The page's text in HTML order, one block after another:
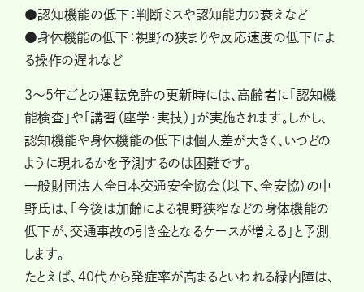
●認知機能の低下：判断ミスや認知能力の衰えなど
●身体機能の低下：視野の狭まりや反応速度の低下によ
る操作の遅れなど
3～5年ごとの運転免許の更新時には、高齢者に「認知機
能検査」や「講習（座学・実技）」が実施されます。しかし、
認知機能や身体機能の低下は個人差が大きく、いつどの
ように現れるかを予測するのは困難です。
一般財団法人全日本交通安全協会（以下、全安協）の中
野氏は、「今後は加齢による視野狭窄などの身体機能の
低下が、交通事故の引き金となるケースが増える」と予測
します。
たとえば、40代から発症率が高まるといわれる緑内障は、